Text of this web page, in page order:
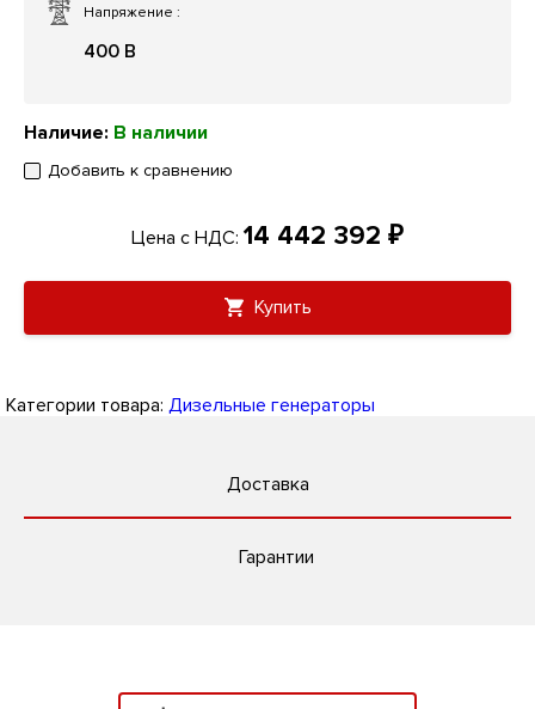
Напряжение :
400 В
Наличие: В наличии
Добавить к сравнению
Цена с НДС: 14 442 392 ₽
Купить
Категории товара: Дизельные генераторы
Доставка
Гарантии